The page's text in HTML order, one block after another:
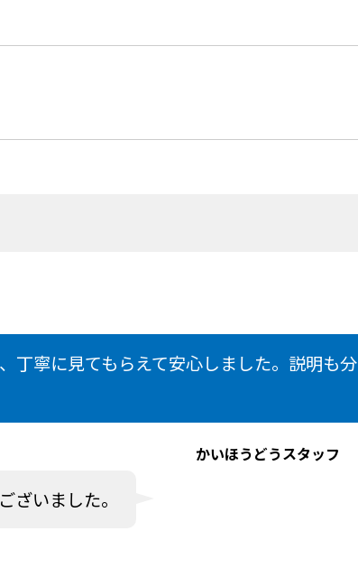
丁寧に見てもらえて安心しました。説明も分
かいほうどうスタッフ
ざいました。